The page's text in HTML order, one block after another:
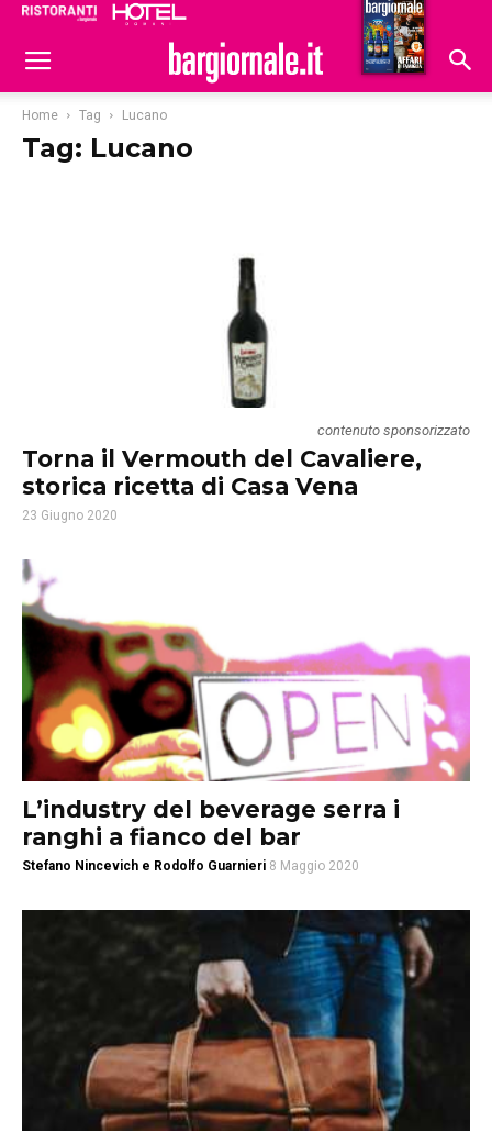
Hoteldomani
Home Tag Lucano
Tag: Lucano
contenuto sponsorizzato
Torna il Vermouth del Cavaliere,
storica ricetta di Casa Vena
23 Giugno 2020
L’industry del beverage serra i
ranghi a fianco del bar
Stefano Nincevich e Rodolfo Guarnieri 8 Maggio 2020